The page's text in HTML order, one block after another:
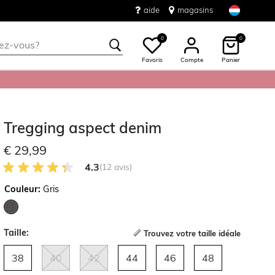
aide magasins
0
Favoris Compte
0
Panier
Tregging aspect denim
€ 29,99
4.3 sur 5 avis des clients
4.3(12 avis)
Couleur: Gris
Taille: Trouvez votre taille idéale
38 40 42 44 46 48